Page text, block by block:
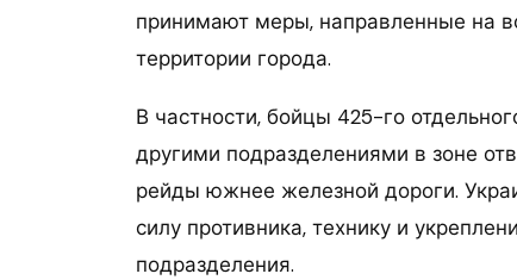
принимают меры, направленные на
территории города.
В частности, бойцы 425-го
другими подразделениями в зоне
рейды южнее железной дороги.
силу противника, технику и
подразделения.